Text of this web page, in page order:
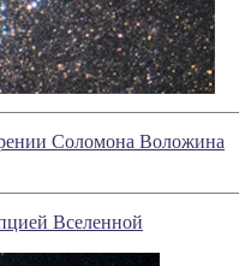
Соломона Воложина
Вселенной